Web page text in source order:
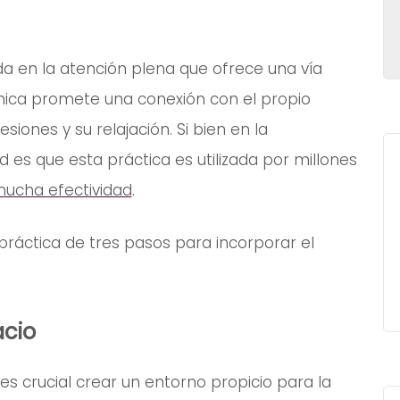
en la atención plena que ofrece una vía
promete una conexión con el propio
y su relajación. Si bien en la
es que esta práctica es utilizada por millones
efectividad.
de tres pasos para incorporar el
crucial crear un entorno propicio para la